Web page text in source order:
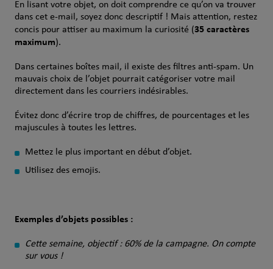
En lisant votre objet, on doit comprendre ce qu’on va trouver
dans cet e-mail, soyez donc descriptif ! Mais attention, restez
concis pour attiser au maximum la curiosité (35 caractères
maximum).
Dans certaines boîtes mail, il existe des filtres anti-spam. Un
mauvais choix de l’objet pourrait catégoriser votre mail
directement dans les courriers indésirables.
Évitez donc d’écrire trop de chiffres, de pourcentageset les
majuscules à toutesles lettres.
Mettezle plus important en début d’objet.
Utilisez des emojis.
Exemples d’objets possibles :
Cette semaine, objectif : 60% de la campagne. On compte
sur vous !